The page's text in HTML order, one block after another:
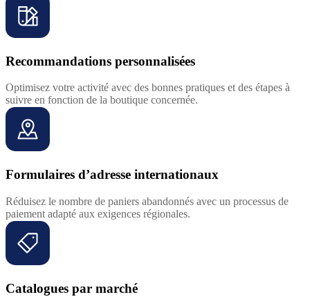
Recommandations personnalisées
Optimisez votre activité avec des bonnes pratiques et des étapes à
suivre en fonction de la boutique concernée.
Formulaires d’adresse internationaux
Réduisez le nombre de paniers abandonnés avec un processus de
paiement adapté aux exigences régionales.
Catalogues par marché